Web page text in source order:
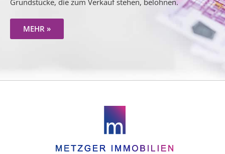
Grundstücke, die zum Verkauf stehen, belohnen.
MEHR »